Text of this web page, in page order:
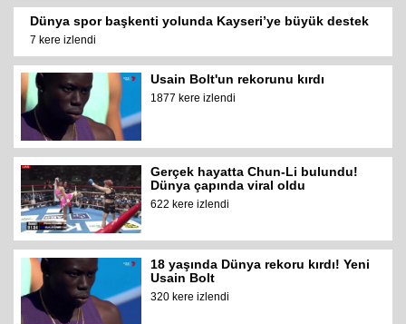
Dünya spor başkenti yolunda Kayseri’ye büyük destek
7 kere izlendi
Usain Bolt'un rekorunu kırdı
1877 kere izlendi
Gerçek hayatta Chun-Li bulundu!
Dünya çapında viral oldu
622 kere izlendi
18 yaşında Dünya rekoru kırdı! Yeni
Usain Bolt
320 kere izlendi